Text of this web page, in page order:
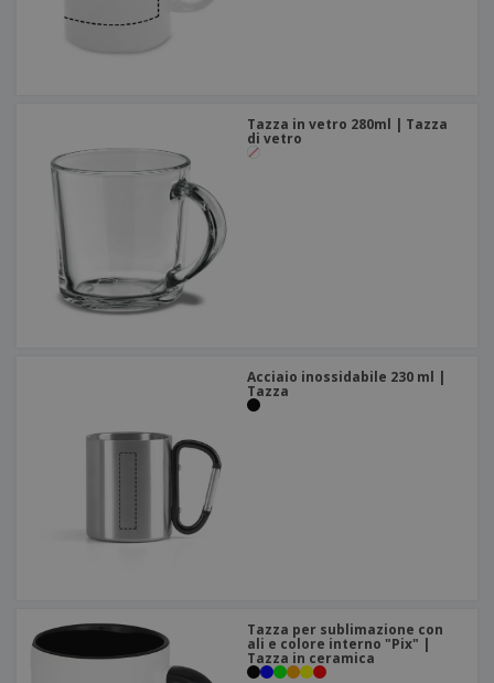
Tazza in vetro 280ml | Tazza
di vetro
Acciaio inossidabile 230 ml |
Tazza
Tazza per sublimazione con
ali e colore interno "Pix" |
Tazza in ceramica